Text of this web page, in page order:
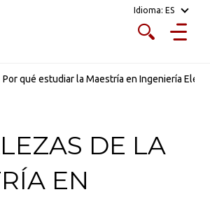
Idioma: ES
Por qué estudiar la Maestría en Ingeniería
DE LA
EN